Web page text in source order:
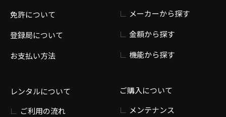
免許について
登録局について
お支払い方法
レンタルについて
ご利用の流れ
メーカーから探す
金額から探す
機能から探す
ご購入について
メンテナンス